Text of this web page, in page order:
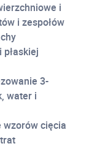
i
i zespołów
3-
water i
wzorów cięcia